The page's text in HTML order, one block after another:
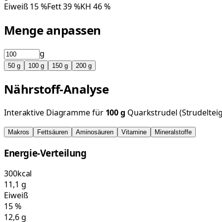
Eiweiß15%Fett39%KH 46%
Menge anpassen
g
50 g 100 g 150 g 200 g
Nährstoff-Analyse
Interaktive Diagramme für 100g Quarkstrudel
Makros Fettsäuren Aminosäuren Vitamine Mineralstoffe
Energie-Verteilung
300kcal
11,1 g
Eiweiß
15%
12,6g